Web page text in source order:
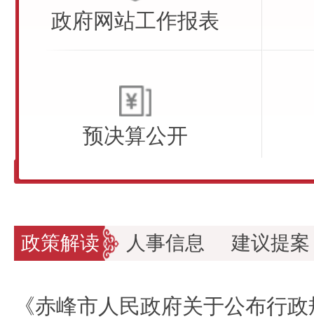
政府网站工作报表
预决算公开
政策解读 人事信息 建议提案